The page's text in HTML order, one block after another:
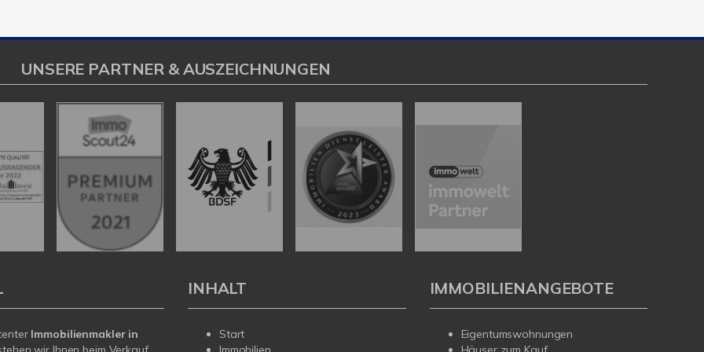
UNSERE PARTNER & AUSZEICHNUNGEN
Immobilienmakler in
INHALT
Start
IMMOBILIENANGEBOTE
Eigentumswohnungen